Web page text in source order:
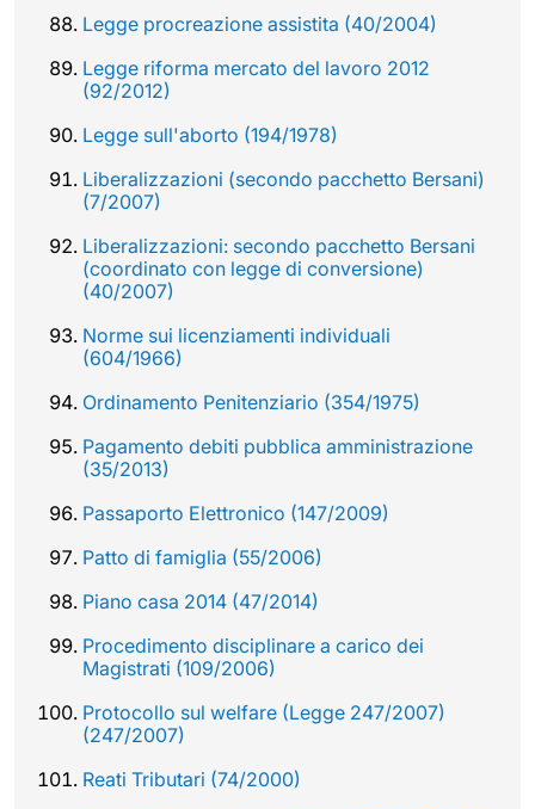
Legge procreazione assistita (40/2004)
Legge riforma mercato del lavoro 2012
(92/2012)
Legge sull'aborto (194/1978)
Liberalizzazioni (secondo pacchetto Bersani)
(7/2007)
Liberalizzazioni: secondo pacchetto Bersani
(coordinato con legge di conversione)
(40/2007)
Norme sui licenziamenti individuali
(604/1966)
Ordinamento Penitenziario (354/1975)
Pagamento debiti pubblica amministrazione
(35/2013)
Passaporto Elettronico (147/2009)
Patto di famiglia (55/2006)
Piano casa 2014 (47/2014)
Procedimento disciplinare a carico dei
Magistrati (109/2006)
Protocollo sul welfare (Legge 247/2007)
(247/2007)
Reati Tributari (74/2000)